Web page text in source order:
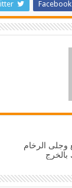
Facebook
وجلى الرخام
بالخرج